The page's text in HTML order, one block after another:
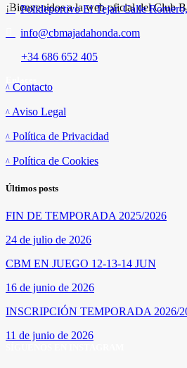
¡Bienvenidos a la web oficial del Club
Polideportivo El Tejar. Calle
info@cbmajadahonda.com
+34 686 652 405
Contacto
Aviso Legal
Política de Privacidad
Política de Cookies
Últimos posts
FIN DE TEMPORADA 2025/2026
24 de julio de 2026
CBM EN JUEGO 12-13-14 JUN
16 de junio de 2026
INSCRIPCIÓN TEMPORADA 2026/
11 de junio de 2026